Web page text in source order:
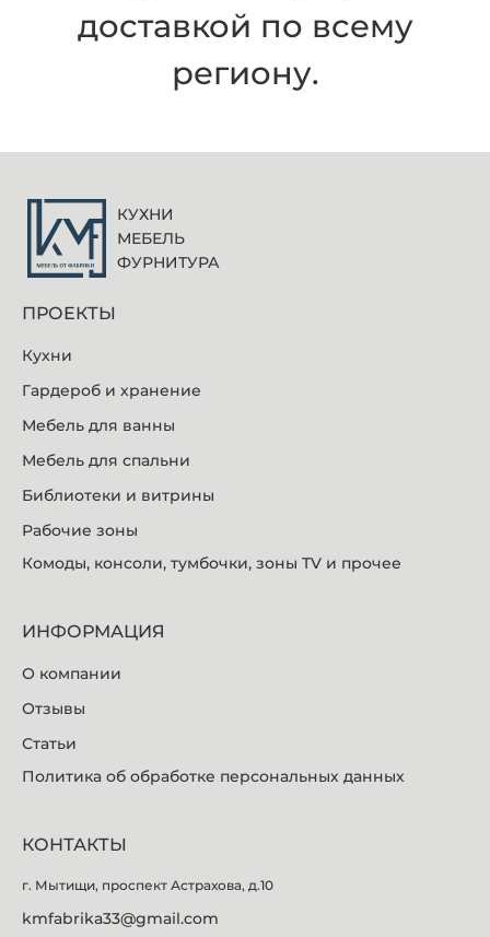
доставкой по всему
региону.
КУХНИ
МЕБЕЛЬ
ФУРНИТУРА
ПРОЕКТЫ
Кухни
Гардероб и хранение
Мебель для ванны
Мебель для спальни
Библиотеки и витрины
Рабочие зоны
Комоды, консоли, тумбочки, зоны TV и прочее
ИНФОРМАЦИЯ
О компании
Отзывы
Статьи
Политика об обработке персональных данных
КОНТАКТЫ
г. Мытищи, проспект Астрахова, д.10
kmfabrika33@gmail.com